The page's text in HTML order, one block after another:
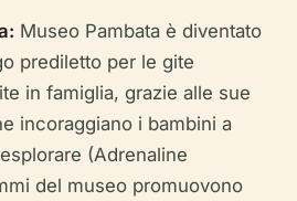
Museo Pambata è diventato
prediletto per le gite
in famiglia, grazie alle sue
incoraggiano i bambini a
(Adrenaline
del museo promuovono